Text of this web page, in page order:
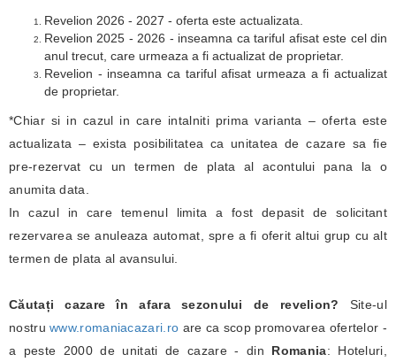
Revelion 2026 - 2027 - oferta este actualizata.
Revelion 2025 - 2026 - inseamna ca tariful afisat este cel din
anul trecut, care urmeaza a fi actualizat de proprietar.
Revelion - inseamna ca tariful afisat urmeaza a fi actualizat
de proprietar.
*Chiar si in cazul in care intalniti prima varianta – oferta este
actualizata – exista posibilitatea ca unitatea de cazare sa fie
pre-rezervat cu un termen de plata al acontului pana la o
anumita data.
In cazul in care temenul limita a fost depasit de solicitant
rezervarea se anuleaza automat, spre a fi oferit altui grup cu alt
termen de plata al avansului.
Căutați cazare în afara sezonului de revelion? Site-ul
nostruwww.romaniacazari.ro are ca scop promovarea ofertelor -
a peste 2000 de unitati de cazare - din Romania: Hoteluri,